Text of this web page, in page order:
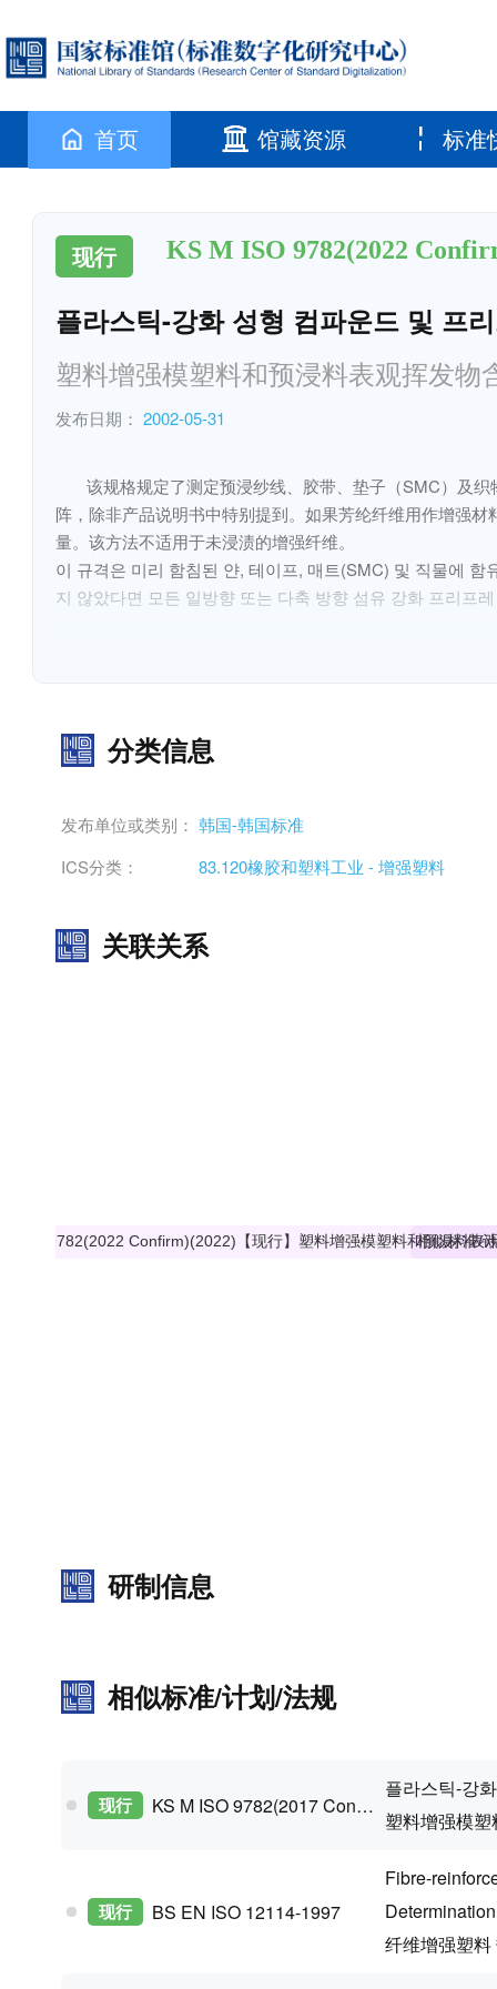
首页 馆藏资源 标准
现行 KS M ISO 9782(2022
플라스틱-강화 성형 컴파운드 및 프
塑料增强模塑料和预浸料表观挥发物
发布日期： 2002-05-31
该规格规定了测定预浸纱线、胶带、垫子（SMC）及
阵，除非产品说明书中特别提到。如果芳纶纤维用作增强
量。该方法不适用于未浸渍的增强纤维。
이 규격은 미리 함침된 얀, 테이프, 매트(SMC) 및 직물에
지 않았다면 모든 일방향 또는 다축 방향 섬유 강화 프리프
分类信息
发布单位或类别： 韩国-韩国标准
ICS分类：
83.120橡胶和塑料工业 - 增强塑料
关联关系
研制信息
相似标准/计划/法规
现行 KS M ISO 9782(2017 Confirm)
플라스틱-강
塑料增强模
现行 BS EN ISO 12114-1997
Fibre-
纤维增强塑